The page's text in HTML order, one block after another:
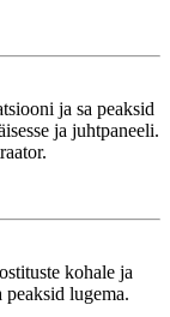
ja sa peaksid
ja juhtpaneeli.
kohale ja
peaksid lugema.